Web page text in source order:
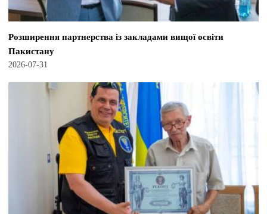
Розширення партнерства із закладами вищої освіти
Пакистану
2026-07-31